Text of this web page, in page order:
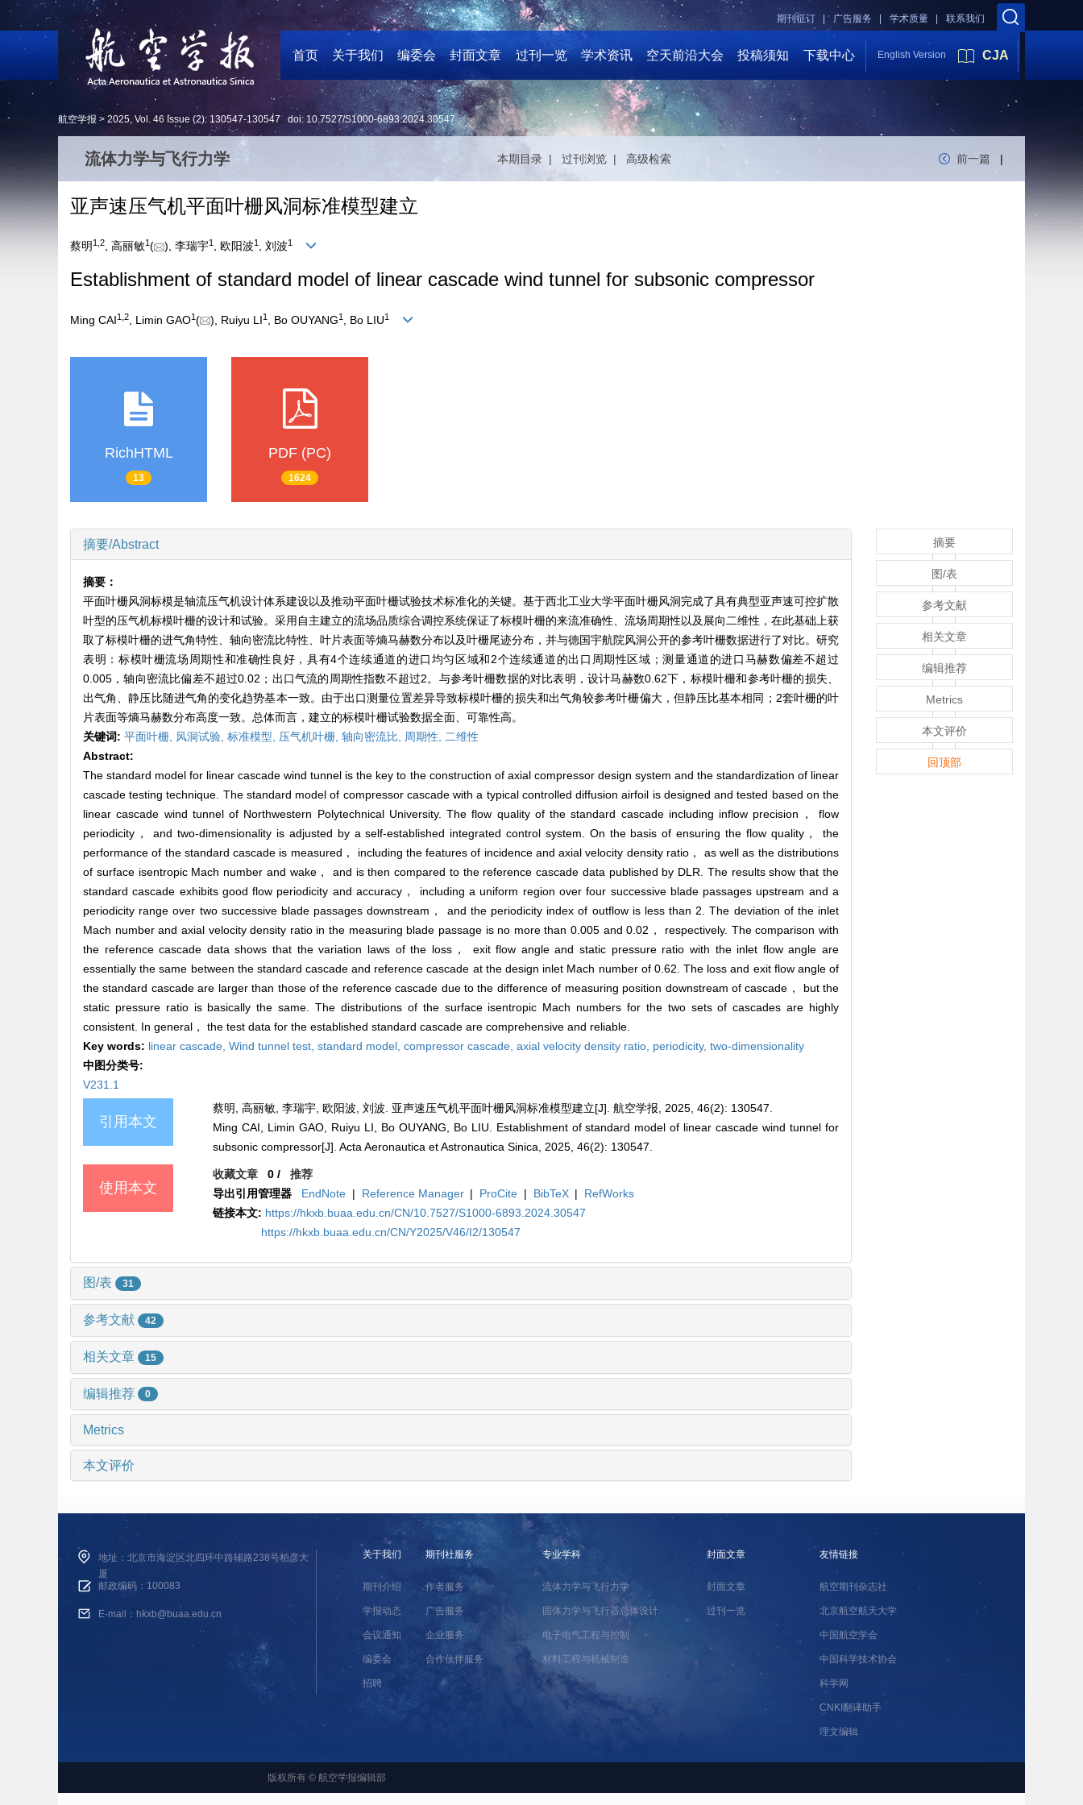
联系我们
学术质量 |
广告服务 |
期刊征订 |
首页 关于我们 编委会 封面文章 过刊一览 学术资讯 空天前沿大会 投稿须知 下载中心 English Version CJA
航空学报 > 2025, Vol. 46 Issue (2): 130547-130547 doi:10.7527/S1000-6893.2024.30547
流体力学与飞行力学 本期目录 | 过刊浏览 | 高级检索 前一篇 |
亚声速压气机平面叶栅风洞标准模型建立
蔡明 1 2, 高丽敏1( ), 李瑞宇1 , 欧阳波1 , 刘波1
Establishment of standard model of linear cascade wind tunnel for subsonic compressor
Ming CAI1 2 , Limin GAO1( ), Ruiyu LI1 , Bo OUYANG1 , Bo LIU1
RichHTML
13
PDF (PC)
1624
摘要/Abstract
摘要：
平面叶栅风洞标模是轴流压气机设计体系建设以及推动平面叶栅试验技术标准化的关键。基于西北工业大学平面叶栅风洞完成了具有典型亚声速可控扩散
叶型的压气机标模叶栅的设计和试验。采用自主建立的流场品质综合调控系统保证了标模叶栅的来流准确性、流场周期性以及展向二维性，在此基础上获
取了标模叶栅的进气角特性、轴向密流比特性、叶片表面等熵马赫数分布以及叶栅尾迹分布，并与德国宇航院风洞公开的参考叶栅数据进行了对比。研究
表明：标模叶栅流场周期性和准确性良好，具有4个连续通道的进口均匀区域和2个连续通道的出口周期性区域；测量通道的进口马赫数偏差不超过
0.005，轴向密流比偏差不超过0.02；出口气流的周期性指数不超过2。与参考叶栅数据的对比表明，设计马赫数0.62下，标模叶栅和参考叶栅的损失、
出气角、静压比随进气角的变化趋势基本一致。由于出口测量位置差异导致标模叶栅的损失和出气角较参考叶栅偏大，但静压比基本相同；2套叶栅的叶
片表面等熵马赫数分布高度一致。总体而言，建立的标模叶栅试验数据全面、可靠性高。
关键词: 平面叶栅, 风洞试验, 标准模型, 压气机叶栅, 轴向密流比, 周期性, 二维性
Abstract:
The standard model for linear cascade wind tunnel is the key to the construction of axial compressor design system and the standardization of linear
cascade testing technique. The standard model of compressor cascade with a typical controlled diffusion airfoil is designed and tested based on the
linear cascade wind tunnel of Northwestern Polytechnical University. The flow quality of the standard cascade including inflow precision， flow
periodicity， and two-dimensionality is adjusted by a self-established integrated control system. On the basis of ensuring the flow quality， the
performance of the standard cascade is measured， including the features of incidence and axial velocity density ratio， as well as the distributions
of surface isentropic Mach number and wake， and is then compared to the reference cascade data published by DLR. The results show that the
standard cascade exhibits good flow periodicity and accuracy， including a uniform region over four successive blade passages upstream and a
periodicity range over two successive blade passages downstream， and the periodicity index of outflow is less than 2. The deviation of the inlet
Mach number and axial velocity density ratio in the measuring blade passage is no more than 0.005 and 0.02， respectively. The comparison with
the reference cascade data shows that the variation laws of the loss， exit flow angle and static pressure ratio with the inlet flow angle are
essentially the same between the standard cascade and reference cascade at the design inlet Mach number of 0.62. The loss and exit flow angle of
the standard cascade are larger than those of the reference cascade due to the difference of measuring position downstream of cascade， but the
static pressure ratio is basically the same. The distributions of the surface isentropic Mach numbers for the two sets of cascades are highly
consistent. In general， the test data for the established standard cascade are comprehensive and reliable.
Key words: linear cascade, Wind tunnel test, standard model, compressor cascade, axial velocity density ratio, periodicity, two-dimensionality
中图分类号:
V231.1
引用本文
蔡明, 高丽敏, 李瑞宇, 欧阳波, 刘波. 亚声速压气机平面叶栅风洞标准模型建立[J]. 航空学报, 2025, 46(2): 130547.
Ming CAI, Limin GAO, Ruiyu LI, Bo OUYANG, Bo LIU. Establishment of standard model of linear cascade wind tunnel for
subsonic compressor[J]. Acta Aeronautica et Astronautica Sinica, 2025, 46(2): 130547.
使用本文
收藏文章 0 /推荐
导出引用管理器
EndNote | Reference Manager | ProCite | BibTeX |
RefWorks
链接本文: https://hkxb.buaa.edu.cn/CN/10.7527/S1000-6893.2024.30547
https://hkxb.buaa.edu.cn/CN/Y2025/V46/I2/130547
图/表 31
参考文献 42
相关文章 15
编辑推荐 0
Metrics
本文评价
摘要
图/表
参考文献
相关文章
编辑推荐
Metrics
本文评价
回顶部
地址：北京市海淀区北四环中路辅路238号柏彦大
厦
邮政编码：100083
E-mail：hkxb@buaa.edu.cn
关于我们
期刊介绍
学报动态
会议通知
编委会
招聘
期刊社服务
作者服务
广告服务
企业服务
合作伙伴服务
专业学科
流体力学与飞行力学
固体力学与飞行器总体设计
电子电气工程与控制
材料工程与机械制造
封面文章
封面文章
过刊一览
友情链接
航空期刊杂志社
北京航空航天大学
中国航空学会
中国科学技术协会
科学网
CNKI翻译助手
理文编辑
版权所有 © 航空学报编辑部